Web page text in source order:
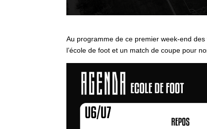
Au programme de ce premier week-end
l’école de foot et un match de coupe pour